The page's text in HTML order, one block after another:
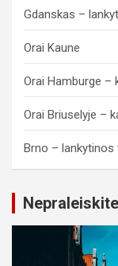
Gdanskas –
Orai Kaune
Orai Hamburge –
Orai Briuselyje –
Brno –